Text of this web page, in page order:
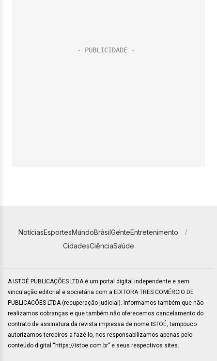
NotíciasEsportesMundoBrasilGenteEntretenimento
CidadesCiênciaSaúde
A ISTOÉ PUBLICAÇÕES LTDA é um portal digital independente e sem
vinculação editorial e societária com a EDITORA TRES COMÉRCIO DE
PUBLICACÕES LTDA (recuperação judicial). Informamos também que não
realizamos cobranças e que também não oferecemos cancelamento do
contrato de assinatura da revista impressa de nome ISTOÉ, tampouco
autorizamos terceiros a fazê-lo, nos responsabilizamos apenas pelo
conteúdo digital “https://istoe.com.br” e seus respectivos sites.